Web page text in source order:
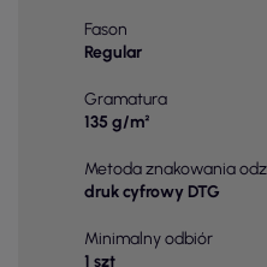
Fason
Regular
Gramatura
135 g/m²
Metoda znakowania
druk cyfrowy DTG
Minimalny odbiór
1 szt